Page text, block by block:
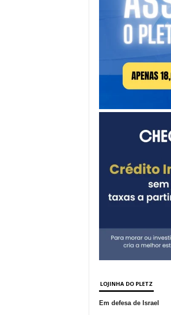
LOJINHA DO PLETZ
Em defesa de Israel